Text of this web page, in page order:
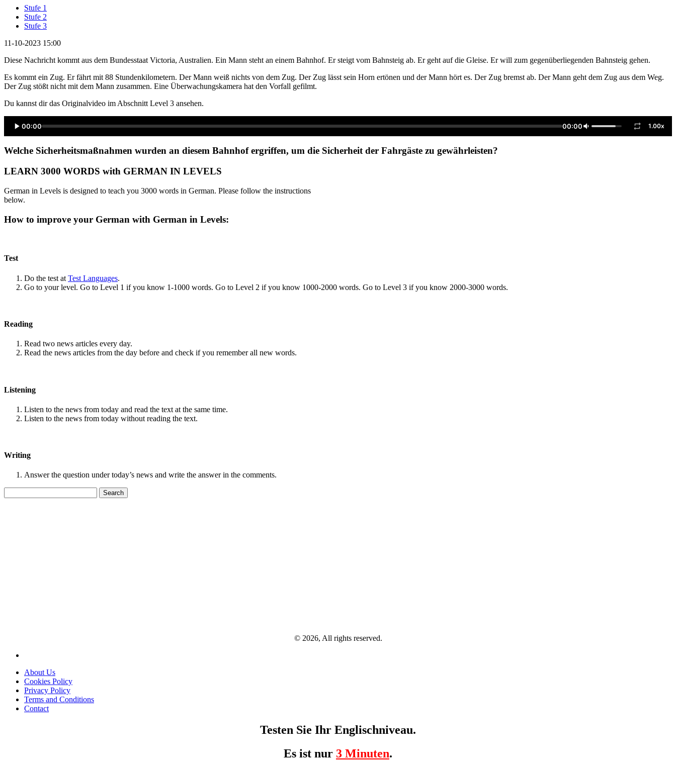
Stufe 1
Stufe 2
Stufe 3
11-10-2023 15:00
Diese Nachricht kommt aus dem Bundesstaat Victoria, Australien. Ein Mann steht an einem Bahnhof. Er steigt vom Bahnsteig ab. Er geht auf die Gleise. Er will zum gegenüberliegenden Bahnsteig gehen.
Es kommt ein Zug. Er fährt mit 88 Stundenkilometern. Der Mann weiß nichts von dem Zug. Der Zug lässt sein Horn ertönen und der Mann hört es. Der Zug bremst ab. Der Mann geht dem Zug aus dem Weg.
Der Zug stößt nicht mit dem Mann zusammen. Eine Überwachungskamera hat den Vorfall gefilmt.
Du kannst dir das Originalvideo im Abschnitt Level 3 ansehen.
00:00 00:00 1.00x
Welche Sicherheitsmaßnahmen wurden an diesem Bahnhof ergriffen, um die Sicherheit der Fahrgäste zu gewährleisten?
LEARN 3000 WORDS with GERMAN IN LEVELS
German in Levels is designed to teach you 3000 words in German. Please follow the instructions
below.
How to improve your German with German in Levels:
Test
Do the test at Test Languages.
Go to your level. Go to Level 1 if you know 1-1000 words. Go to Level 2 if you know 1000-2000 words. Go to Level 3 if you know 2000-3000 words.
Reading
Read two news articles every day.
Read the news articles from the day before and check if you remember all new words.
Listening
Listen to the news from today and read the text at the same time.
Listen to the news from today without reading the text.
Writing
Answer the question under today’s news and write the answer in the comments.
for:
© 2026, All rights reserved.
About Us
Cookies Policy
Privacy Policy
Terms and Conditions
Contact
Testen Sie Ihr Englischniveau.
Es ist nur 3 Minuten.